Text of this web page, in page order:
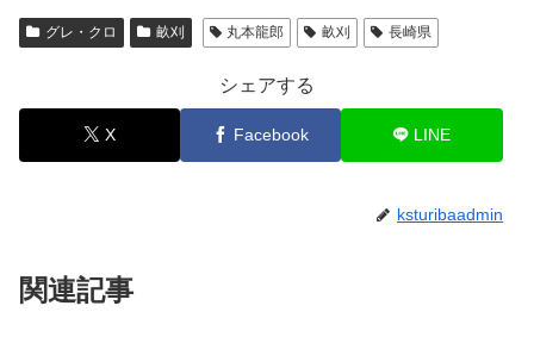
グレ・クロ 畝刈 丸本龍郎 畝刈 長崎県
シェアする
X Facebook LINE
ksturibaadmin
関連記事